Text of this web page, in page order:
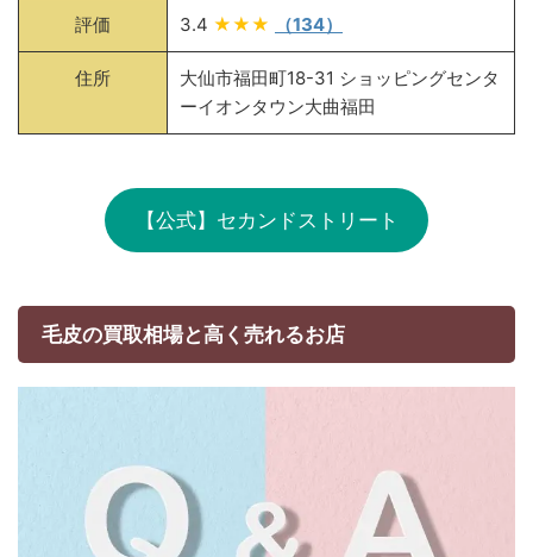
評価 3.4 ★★★ （134）
住所
大仙市福田町18-31 ショッピングセンタ
ーイオンタウン大曲福田
【公式】セカンドストリート
毛皮の買取相場と高く売れるお店